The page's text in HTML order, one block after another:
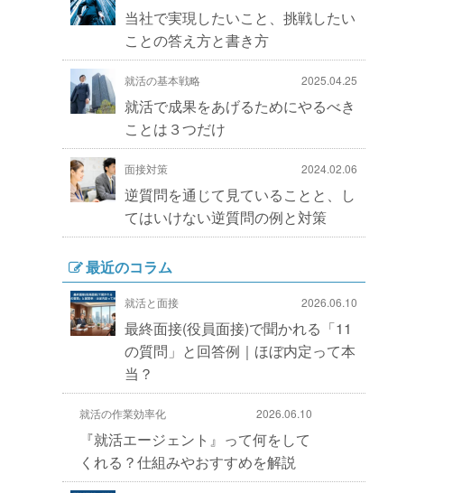
当社で実現したいこと、挑戦したい
ことの答え方と書き方
就活の基本戦略 2025.04.25
就活で成果をあげるためにやるべき
ことは３つだけ
面接対策 2024.02.06
逆質問を通じて見ていることと、し
てはいけない逆質問の例と対策
最近のコラム
就活と面接 2026.06.10
最終面接(役員面接)で聞かれる「11
の質問」と回答例｜ほぼ内定って本
当？
就活の作業効率化 2026.06.10
『就活エージェント』って何をして
くれる？仕組みやおすすめを解説